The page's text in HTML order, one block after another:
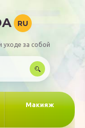
RU
уходе за собой
Макияж